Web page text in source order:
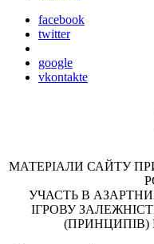
facebook
twitter
google
vkontakte
МАТЕРІАЛИ САЙТУ
УЧАСТЬ В
ІГРОВУ
(ПРИНЦИПІВ)